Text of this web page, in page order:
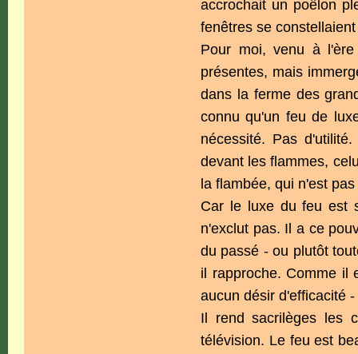
accrochait un poêlon
fenêtres se
Pour moi, venu à
présentes, mais
dans la ferme des
connu qu'un feu de
nécessité. Pas
devant les flammes,
la flambée, qui n'est
Car le luxe du feu est
n'exclut pas. Il a ce
du passé - ou plutôt
il rapproche. Comme il
aucun désir d'efficacité
Il rend sacrilèges les
télévision. Le feu est